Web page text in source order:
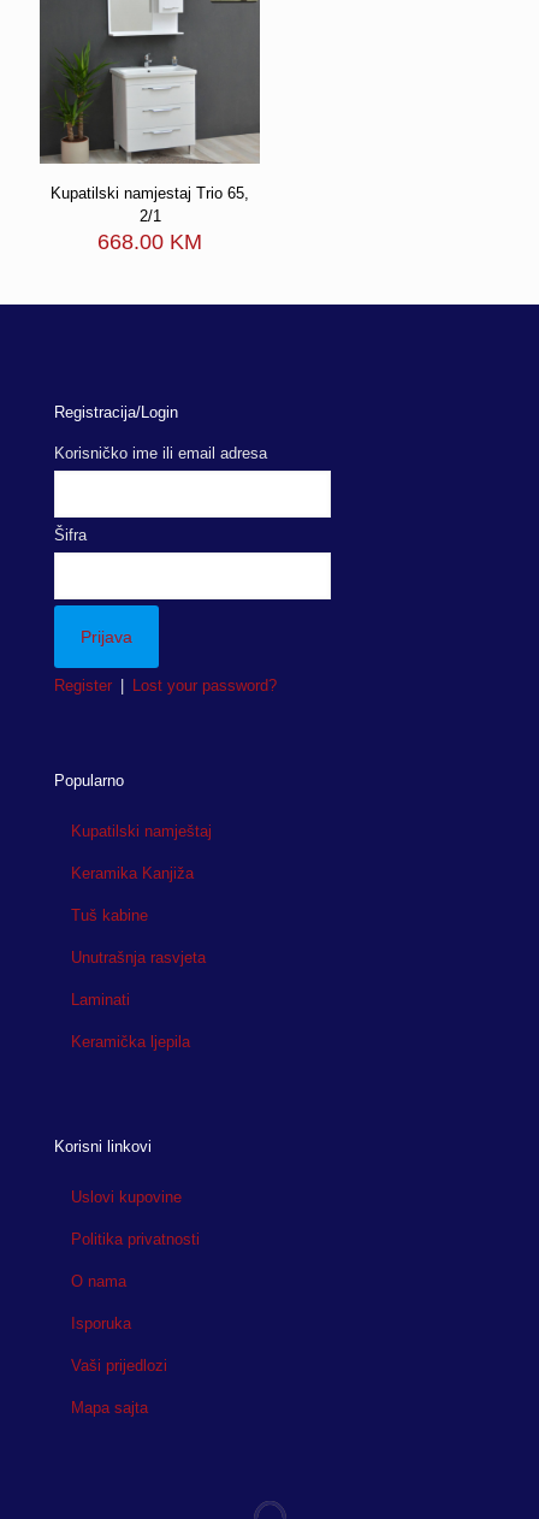
Kupatilski namjestaj Trio 65,
2/1
668.00 KM
Registracija/Login
Korisničko ime ili email adresa
Šifra
Register Lost your password?
Popularno
Kupatilski namještaj
Keramika Kanjiža
Tuš kabine
Unutrašnja rasvjeta
Laminati
Keramička ljepila
Korisni linkovi
Uslovi kupovine
Politika privatnosti
O nama
Isporuka
Vaši prijedlozi
Mapa sajta